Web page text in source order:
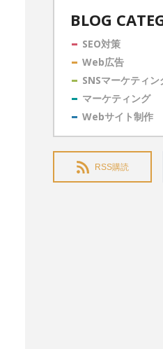
BLOG
SEO対策
Web広告
SNSマーケティン
マーケティング
Webサイト制作
RSS購読